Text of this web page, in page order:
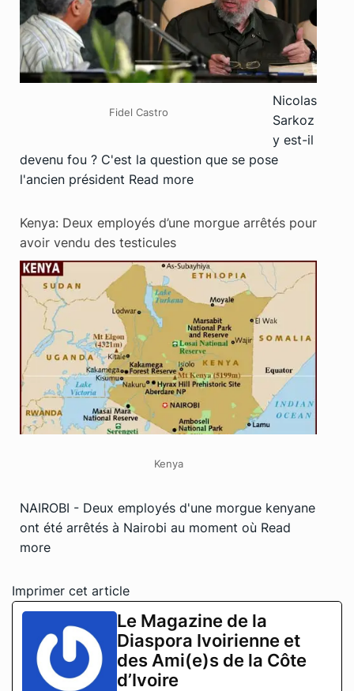
Fidel Castro
Nicolas
Sarkoz
y est-il
devenu fou ? C'est la question que se pose
l'ancien président Read more
Kenya: Deux employés d’une morgue arrêtés pour
avoir vendu des testicules
Kenya
NAIROBI - Deux employés d'une morgue kenyane
ont été arrêtés à Nairobi au moment où Read
more
Imprimer cet article
Le Magazine de la
Diaspora Ivoirienne et
des Ami(e)s de la Côte
d’Ivoire